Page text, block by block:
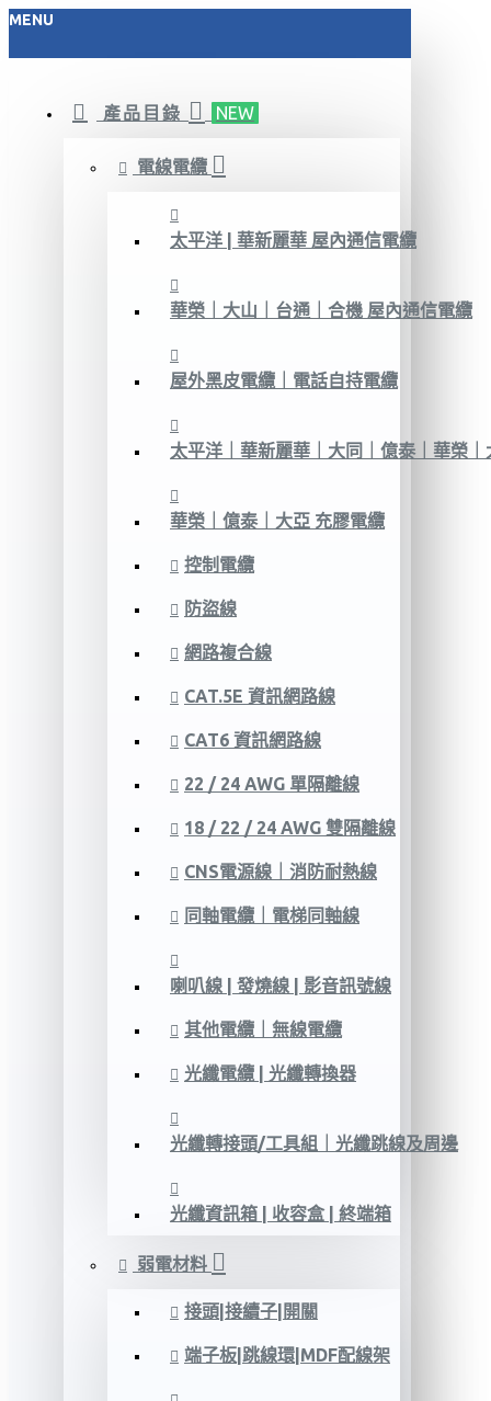
MENU
產品目錄 NEW
電線電纜
太平洋 | 華新麗華 屋內通信電纜
華榮｜大山｜台通｜合機 屋內通信電纜
屋外黑皮電纜｜電話自持電纜
太平洋｜華新麗華｜大同｜億泰｜華榮
華榮｜億泰｜大亞 充膠電纜
控制電纜
防盜線
網路複合線
CAT.5E 資訊網路線
CAT6 資訊網路線
22 / 24 AWG 單隔離線
18 / 22 / 24 AWG 雙隔離線
CNS電源線｜消防耐熱線
同軸電纜｜電梯同軸線
喇叭線 | 發燒線 | 影音訊號線
其他電纜｜無線電纜
光纖電纜 | 光纖轉換器
光纖轉接頭/工具組｜光纖跳線及周邊
光纖資訊箱 | 收容盒 | 終端箱
弱電材料
接頭|接續子|開關
端子板|跳線環|MDF配線架